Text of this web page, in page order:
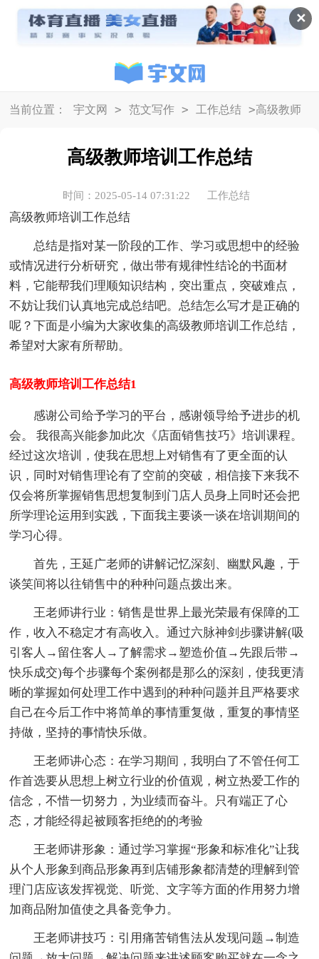
✕
当前位置： 宇文网 > 范文写作 > 工作总结 >高级教师
培训工作总结
高级教师培训工作总结
时间：2025-05-14 07:31:22 工作总结
高级教师培训工作总结
总结是指对某一阶段的工作、学习或思想中的经验
或情况进行分析研究，做出带有规律性结论的书面材
料，它能帮我们理顺知识结构，突出重点，突破难点，
不妨让我们认真地完成总结吧。总结怎么写才是正确的
呢？下面是小编为大家收集的高级教师培训工作总结，
希望对大家有所帮助。
高级教师培训工作总结1
感谢公司给予学习的平台，感谢领导给予进步的机
会。 我很高兴能参加此次《店面销售技巧》培训课程。
经过这次培训，使我在思想上对销售有了更全面的认
识，同时对销售理论有了空前的突破，相信接下来我不
仅会将所掌握销售思想复制到门店人员身上同时还会把
所学理论运用到实践，下面我主要谈一谈在培训期间的
学习心得。
首先，王延广老师的讲解记忆深刻、幽默风趣，于
谈笑间将以往销售中的种种问题点拨出来。
王老师讲行业：销售是世界上最光荣最有保障的工
作，收入不稳定才有高收入。通过六脉神剑步骤讲解(吸
引客人→留住客人→了解需求→塑造价值→先跟后带→
快乐成交)每个步骤每个案例都是那么的深刻，使我更清
晰的掌握如何处理工作中遇到的种种问题并且严格要求
自己在今后工作中将简单的事情重复做，重复的事情坚
持做，坚持的事情快乐做。
王老师讲心态：在学习期间，我明白了不管任何工
作首选要从思想上树立行业的价值观，树立热爱工作的
信念，不惜一切努力，为业绩而奋斗。只有端正了心
态，才能经得起被顾客拒绝的的考验
王老师讲形象：通过学习掌握“形象和标准化”让我
从个人形象到商品形象再到店铺形象都清楚的理解到管
理门店应该发挥视觉、听觉、文字等方面的作用努力增
加商品附加值使之具备竞争力。
王老师讲技巧：引用痛苦销售法从发现问题→制造